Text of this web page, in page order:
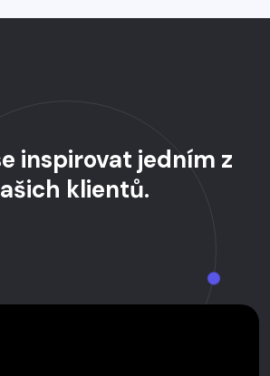
inspirovat jedním z
klientů.